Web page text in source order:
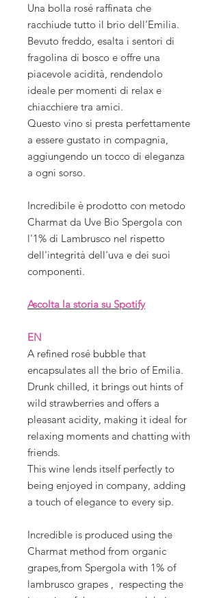
Una bolla rosé raffinata che
racchiude tutto il brio dell’Emilia.
Bevuto freddo, esalta i sentori di
fragolina di bosco e offre una
piacevole acidità, rendendolo
ideale per momenti di relax e
chiacchiere tra amici.
Questo vino si presta perfettamente
a essere gustato in compagnia,
aggiungendo un tocco di eleganza
a ogni sorso.
Incredibile è prodotto con metodo
Charmat da Uve Bio Spergola con
l'1% di Lambrusco nel rispetto
dell'integrità dell'uva e dei suoi
componenti.
Ascolta la storia su Spotify
EN
A refined rosé bubble that
encapsulates all the brio of Emilia.
Drunk chilled, it brings out hints of
wild strawberries and offers a
pleasant acidity, making it ideal for
relaxing moments and chatting with
friends.
This wine lends itself perfectly to
being enjoyed in company, adding
a touch of elegance to every sip.
Incredible is produced using the
Charmat method from organic
grapes,from Spergola with 1% of
lambrusco grapes , respecting the